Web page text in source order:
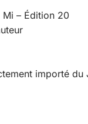
Mi – Édition 20
importé du